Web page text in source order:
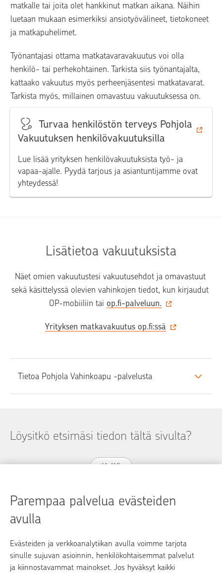
Parempaa palvelua evästeiden
avulla
Evästeiden ja verkkoanalytiikan avulla voimme tarjota
sinulle sujuvan asioinnin, henkilökohtaisemmat palvelut
ja kiinnostavammat mainokset. Jos hyväksyt kaikki
matkalle tai joita olet hankkinut matkan aikana. Näihin
luetaan mukaan esimerkiksi ansiotyövälineet, tietokoneet
ja matkapuhelimet.
Työnantajasi ottama matkatavaravakuutus voi olla
henkilö- tai perhekohtainen. Tarkista siis työnantajalta,
kattaako vakuutus myös perheenjäsentesi matkatavarat.
Tarkista myös, millainen omavastuu vakuutuksessa on.
Turvaa henkilöstön terveys Pohjola
Vakuutuksen henkilövakuutuksilla
Lue lisää yrityksen henkilövakuutuksista työ- ja
vapaa-ajalle. Pyydä tarjous ja asiantuntijamme ovat
yhteydessä!
Lisätietoa vakuutuksista
Näet omien vakuutustesi vakuutusehdot ja omavastuut
sekä käsittelyssä olevien vahinkojen tiedot, kun kirjaudut
OP-mobiiliin tai op.fi-palveluun.
Yrityksen matkavakuutus op.fi:ssä
Tietoa Pohjola Vahinkoapu -palvelusta
Löysitkö etsimäsi tiedon tältä sivulta?
Kyllä
op.fi